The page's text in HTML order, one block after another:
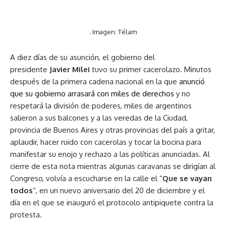
. Imagen: Télam
A diez días de su asunción, el gobierno del
presidente Javier Milei tuvo su primer cacerolazo. Minutos
después de la primera cadena nacional en la que anunció
que su gobierno arrasará con miles de derechos y no
respetará la división de poderes, miles de argentinos
salieron a sus balcones y a las veredas de la Ciudad,
provincia de Buenos Aires y otras provincias del país a gritar,
aplaudir, hacer ruido con cacerolas y tocar la bocina para
manifestar su enojo y rechazo a las políticas anunciadas. Al
cierre de esta nota mientras algunas caravanas se dirigían al
Congreso, volvía a escucharse en la calle el “Que se vayan
todos“, en un nuevo aniversario del 20 de diciembre y el
día en el que se inauguró el protocolo antipiquete contra la
protesta.